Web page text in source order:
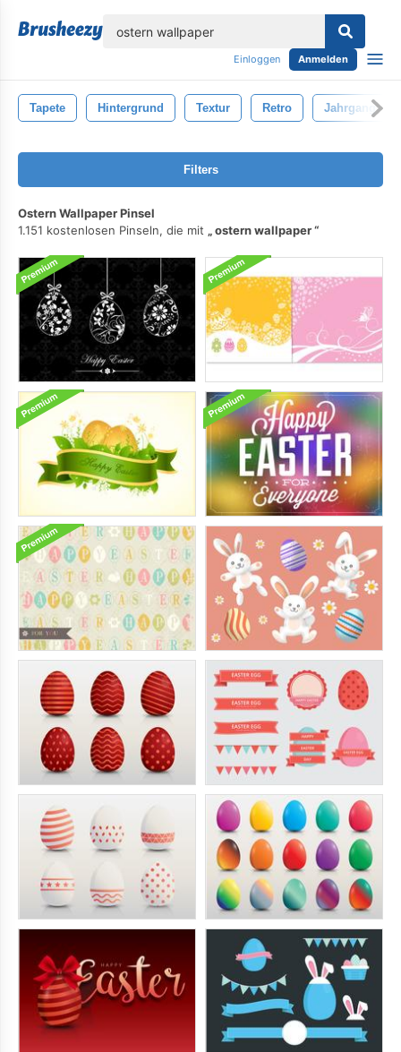
Einloggen Anmelden
Tapete Hintergrund Textur Retro Jahrgang
Filters
Ostern Wallpaper Pinsel
1.151 kostenlosen Pinseln, die mit
ostern wallpaper